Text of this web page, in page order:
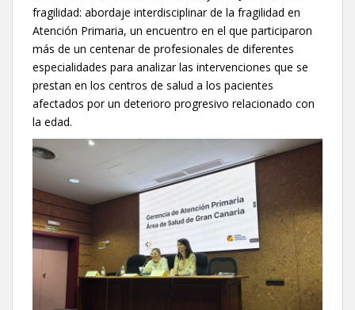
fragilidad: abordaje interdisciplinar de la fragilidad en
Atención Primaria, un encuentro en el que participaron
más de un centenar de profesionales de diferentes
especialidades para analizar las intervenciones que se
prestan en los centros de salud a los pacientes
afectados por un deterioro progresivo relacionado con
la edad.